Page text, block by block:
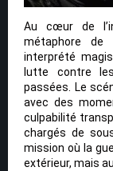
Au cœur de
métaphore de
interprété
lutte contre
passées. Le
avec des
culpabilité
chargés de
mission où la
extérieur, mais